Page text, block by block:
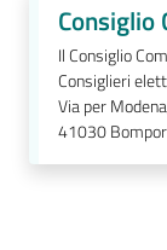
Consiglio
Il Consiglio
Consiglieri
Via per
41030